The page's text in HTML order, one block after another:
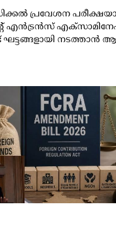
പ്രവേശന
എന്‍ട്രന്‍സ്
ഘട്ടങ്ങളായി നടത്താന്‍